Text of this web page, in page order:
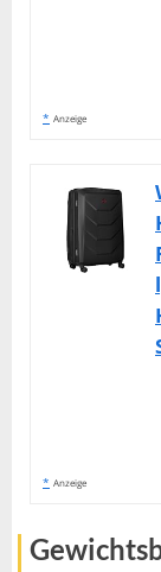
* Anzeige
* Anzeige